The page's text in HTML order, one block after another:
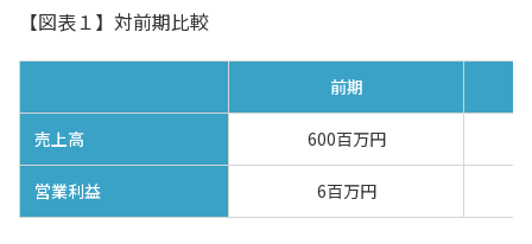
【図表１】対前期比較
前期
売上高 600百万円
営業利益 6百万円